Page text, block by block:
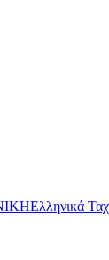
Ελληνικά